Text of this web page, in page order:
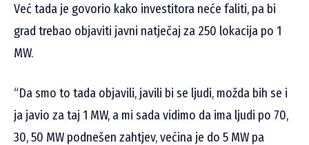
Već tada je govorio kako investitora neće faliti, pa bi
grad trebao objaviti javni natječaj za 250 lokacija po 1
MW.
“Da smo to tada objavili, javili bi se ljudi, možda bih se i
ja javio za taj 1 MW, a mi sada vidimo da ima ljudi po 70,
30, 50 MW podnešen zahtjev, većina je do 5 MW pa